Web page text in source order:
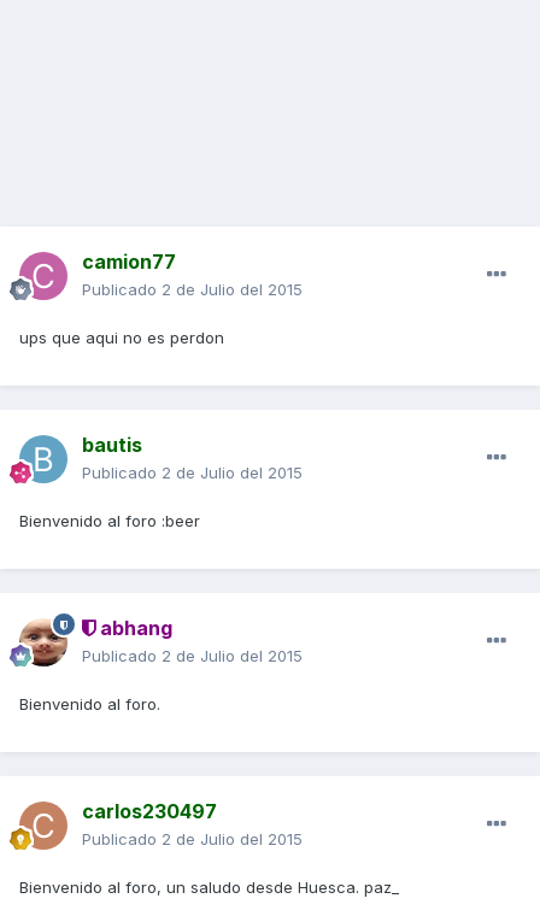
camion77
Publicado 2 de Julio del 2015
ups que aqui no es perdon
bautis
Publicado 2 de Julio del 2015
Bienvenido al foro :beer
abhang
Publicado 2 de Julio del 2015
Bienvenido al foro.
carlos230497
Publicado 2 de Julio del 2015
Bienvenido al foro, un saludo desde Huesca. paz_